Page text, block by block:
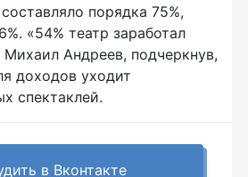
порядка 75%,
«54% театр заработал
Андреев, подчеркнув,
доходов уходит
спектаклей.
в Вконтакте